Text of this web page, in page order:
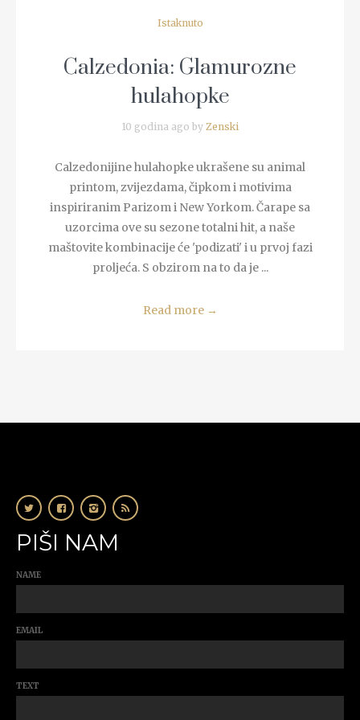
Istaknuto
Calzedonia: Glamurozne
hulahopke
10 godina ago by Zenski
Calzedonijine hulahopke ukrašene su animal
printom, zvijezdama, čipkom i motivima
inspiriranim Parizom i New Yorkom. Čarape sa
uzorcima ove su sezone totalni hit, a naše
maštovite kombinacije će 'podizati' i u prvoj fazi
proljeća. S obzirom na to da je ...
Read more →
PIŠI NAM
NAME
EMAIL
TEXT